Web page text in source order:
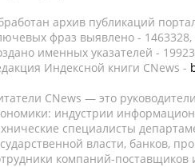
архив публикаций
фраз выявлено -
именных указателей -
Индексной книги CNews -
CNews — это
индустрии
специалисты
власти, банков,
компаний-поставщиков